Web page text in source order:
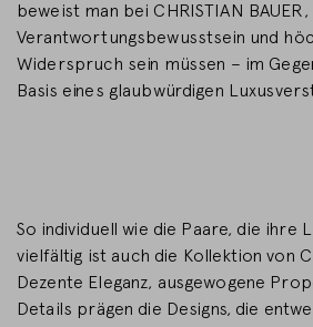
beweist man bei CHRISTIAN
Verantwortungsbewusstsein und
Widerspruch sein müssen – im
Basis eines glaubwürdigen
So individuell wie die Paare, die ihre
vielfältig ist auch die Kollektion von
Dezente Eleganz, ausgewogene
Details prägen die Designs, die